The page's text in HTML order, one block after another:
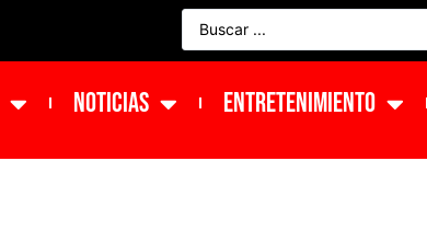
NOTICIAS ENTRETENIMIENTO